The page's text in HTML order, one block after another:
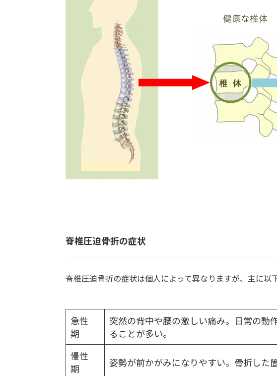
脊椎圧迫骨折の症状
脊椎圧迫骨折の症状は個人によって異なりますが、主に以
急性
期
突然の背中や腰の激しい痛み。日常の動
ることが多い。
慢性
期
姿勢が前かがみになりやすい。骨折した